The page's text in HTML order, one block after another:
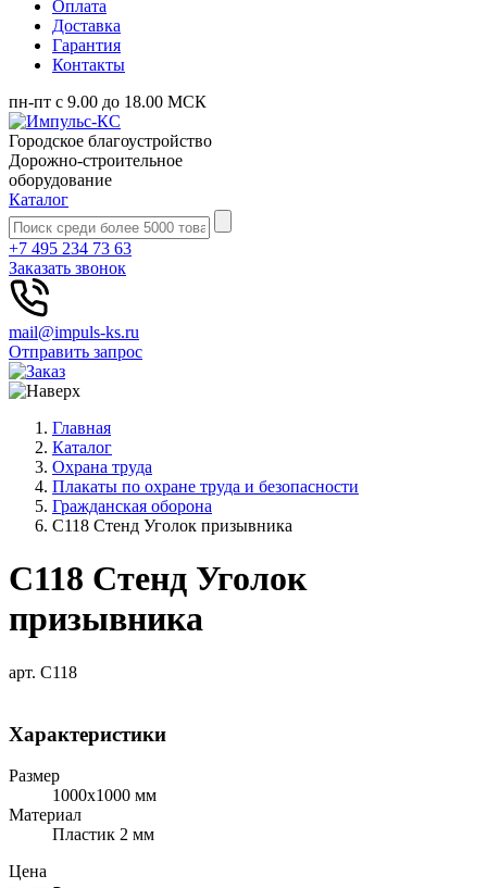
Оплата
Доставка
Гарантия
Контакты
пн-пт с 9.00 до 18.00 МСК
Городское благоустройство
Дорожно-строительное
оборудование
Каталог
+7 495 234 73 63
Заказать звонок
mail@impuls-ks.ru
Отправить запрос
Главная
Каталог
Охрана труда
Плакаты по охране труда и безопасности
Гражданская оборона
C118 Стенд Уголок призывника
C118 Стенд Уголок
призывника
арт. C118
Характеристики
Размер
1000х1000 мм
Материал
Пластик 2 мм
Цена